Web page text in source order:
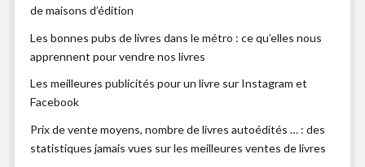
de maisons d’édition
Les bonnes pubs de livres dans le métro : ce qu’elles nous
apprennent pour vendre nos livres
Les meilleures publicités pour un livre sur Instagram et
Facebook
Prix de vente moyens, nombre de livres autoédités … : des
statistiques jamais vues sur les meilleures ventes de livres